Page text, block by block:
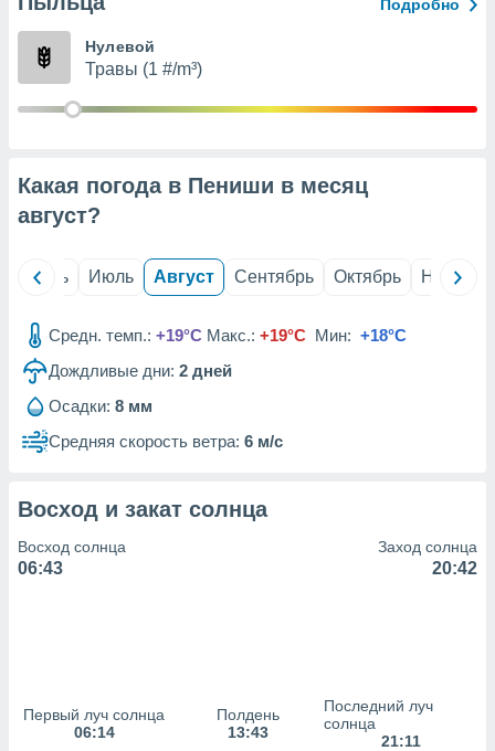
из
рекламы
сведения
Подробно
Нулевой
Травы (1 #/m³)
Какая погода в Пениши в месяц
август?
Июнь Июль Август Сентябрь Октябрь Ноябрь
Средн. темп.: +19°C Макс.: +19°C Мин: +18°C
Дождливые дни: 2 дней
Осадки: 8 мм
Средняя скорость ветра: 6 м/с
Восход и закат солнца
Восход солнца
06:43
Заход солнца
20:42
Первый луч солнца
06:14
Полдень
13:43
Последний луч
солнца
21:11